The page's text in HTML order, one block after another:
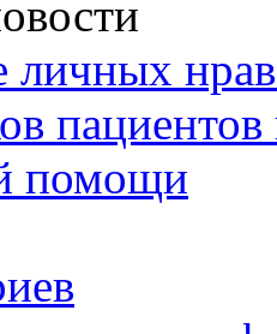
личных
помощи